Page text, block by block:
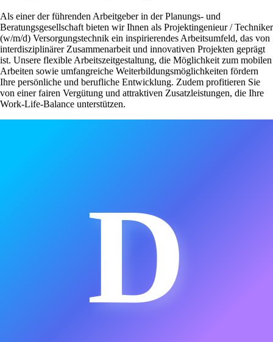
Als einer der führenden Arbeitgeber in der Planungs- und
Beratungsgesellschaft bieten wir Ihnen als Projektingenieur / Techniker
(w/m/d) Versorgungstechnik ein inspirierendes Arbeitsumfeld, das von
interdisziplinärer Zusammenarbeit und innovativen Projekten geprägt
ist. Unsere flexible Arbeitszeitgestaltung, die Möglichkeit zum mobilen
Arbeiten sowie umfangreiche Weiterbildungsmöglichkeiten fördern
Ihre persönliche und berufliche Entwicklung. Zudem profitieren Sie
von einer fairen Vergütung und attraktiven Zusatzleistungen, die Ihre
Work-Life-Balance unterstützen.
D